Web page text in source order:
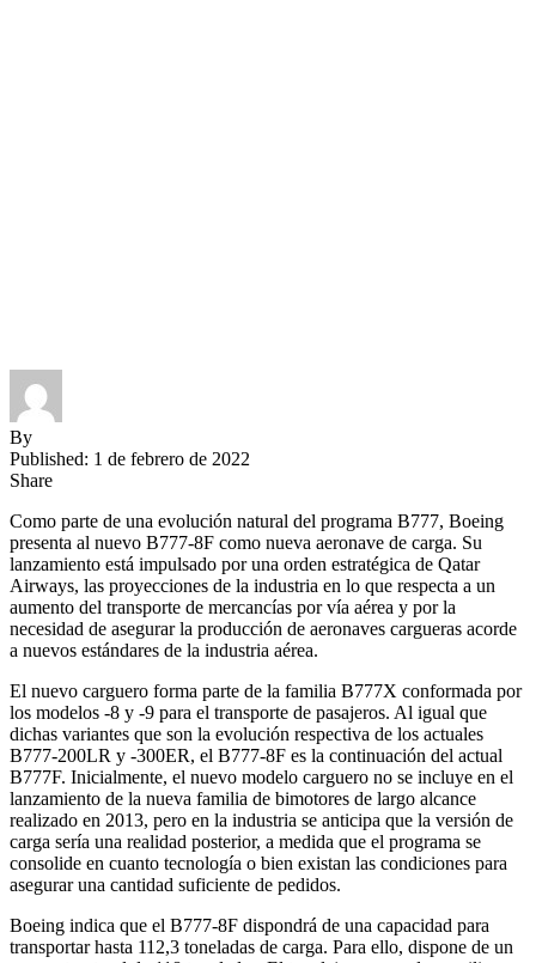
By
Published: 1 de febrero de 2022
Share
Como parte de una evolución natural del programa B777, Boeing
presenta al nuevo B777-8F como nueva aeronave de carga. Su
lanzamiento está impulsado por una orden estratégica de Qatar
Airways, las proyecciones de la industria en lo que respecta a un
aumento del transporte de mercancías por vía aérea y por la
necesidad de asegurar la producción de aeronaves cargueras acorde
a nuevos estándares de la industria aérea.
El nuevo carguero forma parte de la familia B777X conformada por
los modelos -8 y -9 para el transporte de pasajeros. Al igual que
dichas variantes que son la evolución respectiva de los actuales
B777-200LR y -300ER, el B777-8F es la continuación del actual
B777F. Inicialmente, el nuevo modelo carguero no se incluye en el
lanzamiento de la nueva familia de bimotores de largo alcance
realizado en 2013, pero en la industria se anticipa que la versión de
carga sería una realidad posterior, a medida que el programa se
consolide en cuanto tecnología o bien existan las condiciones para
asegurar una cantidad suficiente de pedidos.
Boeing indica que el B777-8F dispondrá de una capacidad para
transportar hasta 112,3 toneladas de carga. Para ello, dispone de un